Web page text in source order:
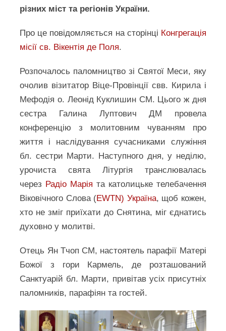
різних міст та регіонів України.
Про це повідомляється на сторінці Конгрегація
місії св. Вікентія де Поля.
Розпочалось паломництво зі Святої Меси, яку
очолив візитатор Віце-Провінції свв. Кирила і
Мефодія о. Леонід Куклишин СМ. Цього ж дня
сестра Галина Луптович ДМ провела
конференцію з молитовним чуванням про
життя і наслідування сучасниками служіння
бл. сестри Марти. Наступного дня, у неділю,
урочиста свята Літургія транслювалась
через Радіо Марія та католицьке телебачення
Віковічного Слова (EWTN) Україна, щоб кожен,
хто не зміг приїхати до Снятина, міг єднатись
духовно у молитві.
Отець Ян Тчоп СМ, настоятель парафії Матері
Божої з гори Кармель, де розташований
Санктуарій бл. Марти, привітав усіх присутніх
паломників, парафіян та гостей.